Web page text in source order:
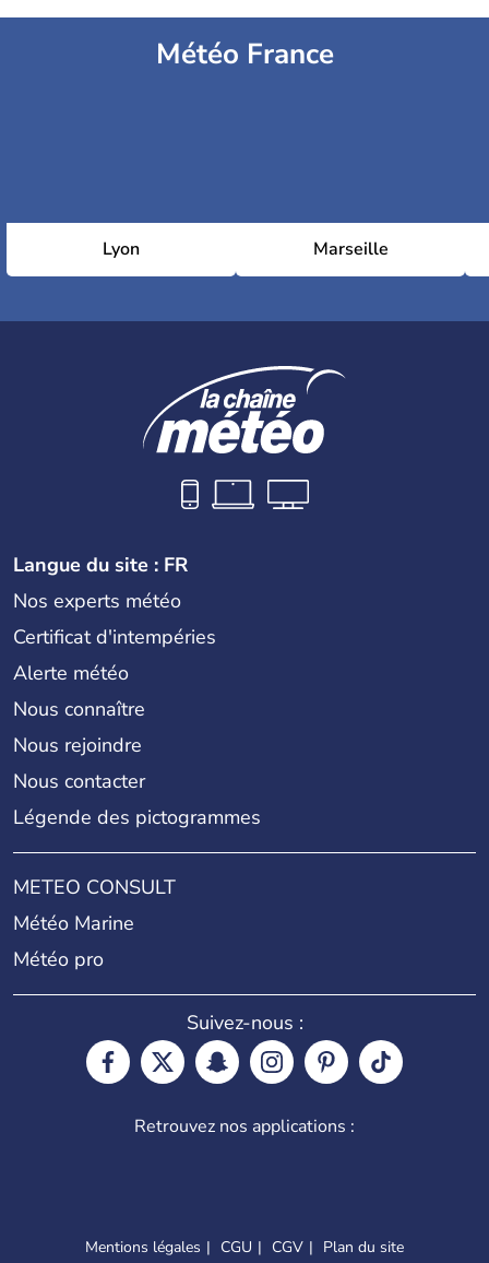
Météo France
Lyon Marseille
Langue du site : FR
Nos experts météo
Certificat d'intempéries
Alerte météo
Nous connaître
Nous rejoindre
Nous contacter
Légende des pictogrammes
METEO CONSULT
Météo Marine
Météo pro
Suivez-nous :
Retrouvez nos applications :
Mentions légales CGU CGV Plan du site